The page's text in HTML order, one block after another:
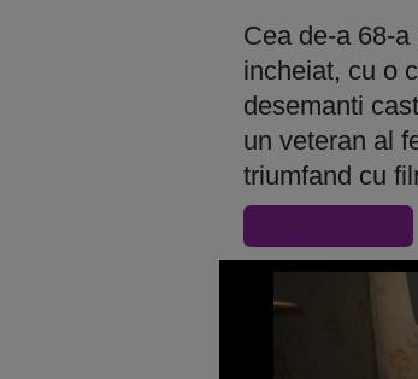
Cea de-a 68-
incheiat, cu o
desemanti
un veteran al
triumfand cu